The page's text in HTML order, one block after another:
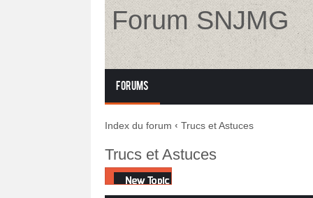
Forum SNJMG
Forums
Index du forum ‹ Trucs et Astuces
Trucs et Astuces
Écrire un nouveau sujet